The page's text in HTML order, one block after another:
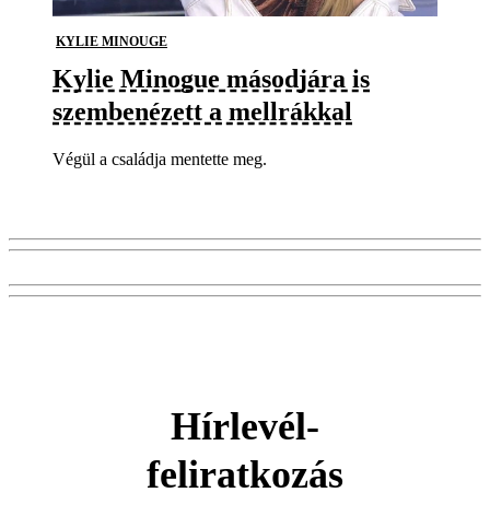
KYLIE MINOUGE
Kylie Minogue másodjára is
szembenézett a mellrákkal
Végül a családja mentette meg.
Hírlevél-
feliratkozás